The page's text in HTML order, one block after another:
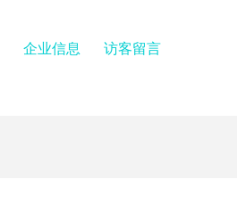
企业信息 访客留言